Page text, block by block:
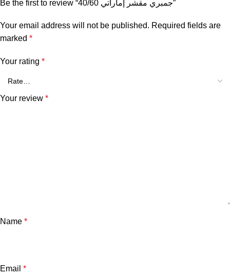
Be the first to review “جمبري مقشر إماراتي 40/60”
Your email address will not be published. Required fields are
marked *
Your rating *
Your review *
Name *
Email *